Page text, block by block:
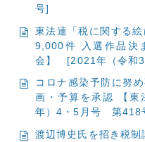
号]
東法連「税に関する
9,000件 入選作品決
会】
[2021年（令和
コロナ感染予防に努
画・予算を承認 【東
年）4・5月号 第418
渡辺博史氏を招き税